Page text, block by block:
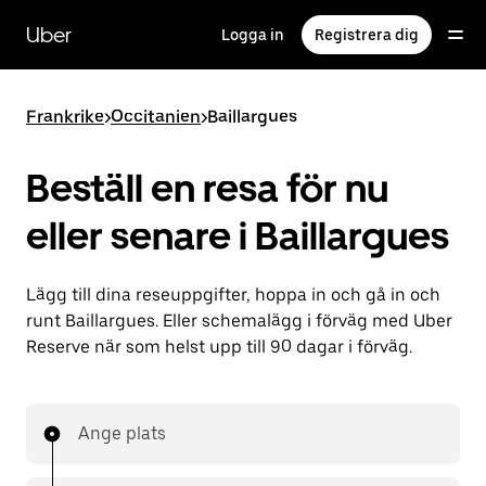
huvudinnehållet
Uber Logga in Registrera dig
Frankrike>Occitanien>Baillargues
Beställ en resa för nu
eller senare i Baillargues
Lägg till dina reseuppgifter, hoppa in och gå in och
runt Baillargues. Eller schemalägg i förväg med Uber
Reserve när som helst upp till 90 dagar i förväg.
Ange plats